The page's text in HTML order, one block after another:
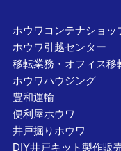
ホウワコンテナショッ
ホウワ引越センター
移転業務・オフィス移
ホウワハウジング
豊和運輸
便利屋ホウワ
井戸掘りホウワ
DIY井戸キット製作販